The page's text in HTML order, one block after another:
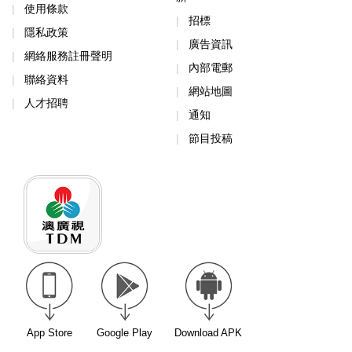
使用條款
隱私政策
網絡服務註冊聲明
聯絡資料
人才招聘
招標
廣告資訊
內部電郵
網站地圖
通知
節目投稿
App Store Google Play Download APK